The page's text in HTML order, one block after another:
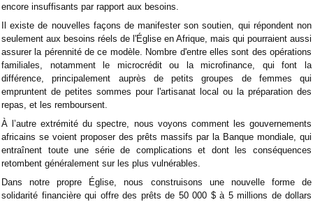
encore insuffisants par rapport aux besoins.
Il existe de nouvelles façons de manifester son soutien, qui répondent non
seulement aux besoins réels de l'Église en Afrique, mais qui pourraient aussi
assurer la pérennité de ce modèle. Nombre d'entre elles sont des opérations
familiales, notamment le microcrédit ou la microfinance, qui font la
différence, principalement auprès de petits groupes de femmes qui
empruntent de petites sommes pour l'artisanat local ou la préparation des
repas, et les remboursent.
À l’autre extrémité du spectre, nous voyons comment les gouvernements
africains se voient proposer des prêts massifs par la Banque mondiale, qui
entraînent toute une série de complications et dont les conséquences
retombent généralement sur les plus vulnérables.
Dans notre propre Église, nous construisons une nouvelle forme de
solidarité financière qui offre des prêts de 50 000 $ à 5 millions de dollars